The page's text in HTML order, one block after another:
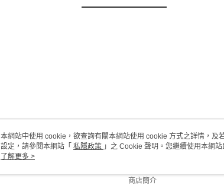
關於我們
商店簡介
本網站中使用 cookie，欲查詢有關本網站使用 cookie 方式之詳情，
設定，請參閱本網站「 私隱政策 」之 Cookie 聲明。您繼續使用本網
用 cookie。
了解更多 >